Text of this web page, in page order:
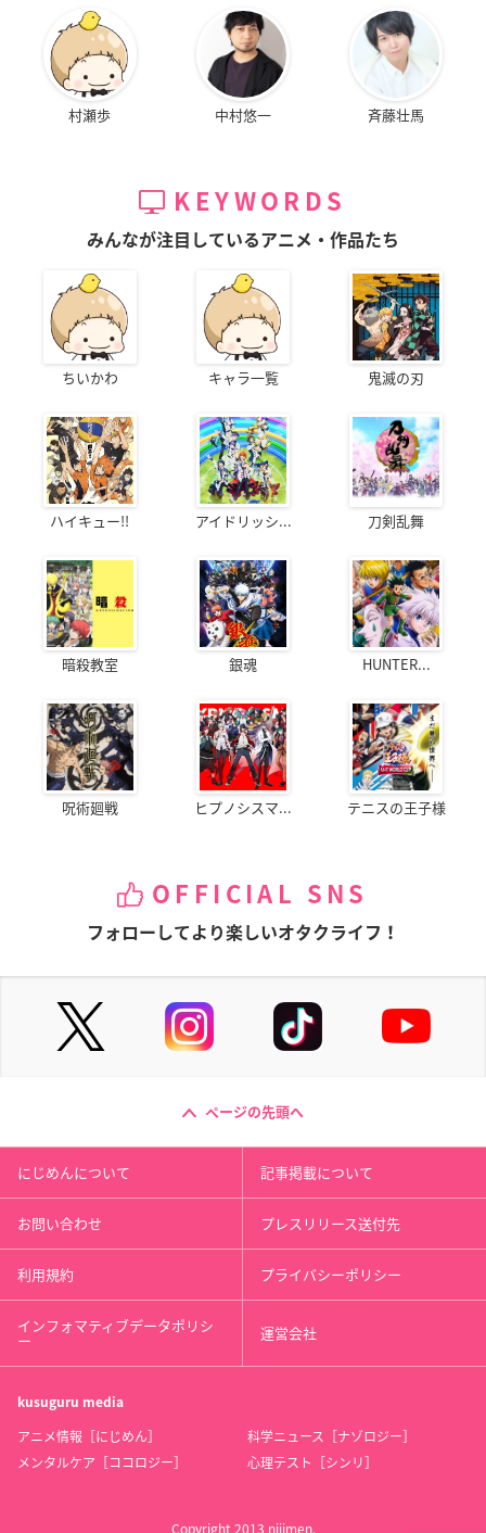
村瀬歩 中村悠一 斉藤壮馬
KEYWORDS
みんなが注目しているアニメ・作品たち
ちいかわ キャラ一覧 鬼滅の刃
ハイキュー!! アイドリッシ... 刀剣乱舞
暗殺教室 銀魂 HUNTER...
呪術廻戦 ヒプノシスマ... テニスの王子様
OFFICIAL SNS
フォローしてより楽しいオタクライフ！
ページの先頭へ
にじめんについて 記事掲載について
お問い合わせ プレスリリース送付先
利用規約 プライバシーポリシー
インフォマティブデータポリシ
ー 運営会社
kusuguru media
アニメ情報［にじめん］
科学ニュース［ナゾロジー］
メンタルケア［ココロジー］
心理テスト［シンリ］
Copyright 2013 nijimen.